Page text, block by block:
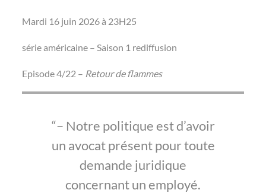
Mardi 16 juin 2026 à 23H25
série américaine – Saison 1 rediffusion
Episode 4/22 – Retour de flammes
– Notre politique est d’avoir
un avocat présent pour toute
demande juridique
concernant un employé.